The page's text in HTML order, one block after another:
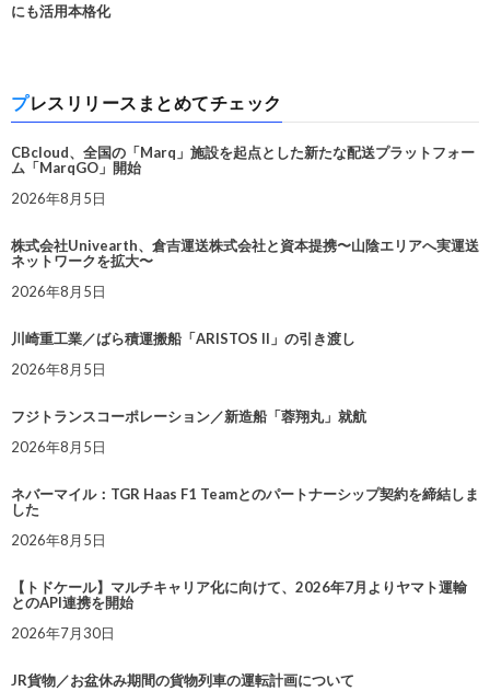
にも活用本格化
プレスリリースまとめてチェック
CBcloud、全国の「Marq」施設を起点とした新たな配送プラットフォー
ム「MarqGO」開始
2026年8月5日
株式会社Univearth、倉吉運送株式会社と資本提携〜山陰エリアへ実運送
ネットワークを拡大〜
2026年8月5日
川崎重工業／ばら積運搬船「ARISTOS II」の引き渡し
2026年8月5日
フジトランスコーポレーション／新造船「蓉翔丸」就航
2026年8月5日
ネバーマイル：TGR Haas F1 Teamとのパートナーシップ契約を締結しま
した
2026年8月5日
【トドケール】マルチキャリア化に向けて、2026年7月よりヤマト運輸
とのAPI連携を開始
2026年7月30日
JR貨物／お盆休み期間の貨物列車の運転計画について